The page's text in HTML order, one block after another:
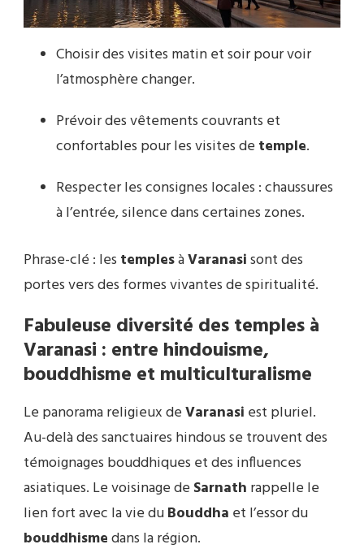
Choisir des visites matin et soir pour voir
l’atmosphère changer.
Prévoir des vêtements couvrants et
confortables pour les visites de temple.
Respecter les consignes locales : chaussures
à l’entrée, silence dans certaines zones.
Phrase-clé : les templesàVaranasisont des
portes vers des formes vivantes de spiritualité.
Fabuleuse diversité des temples à
Varanasi : entre hindouisme,
bouddhisme et multiculturalisme
Le panorama religieux deVaranasi est pluriel.
Au-delà des sanctuaires hindous se trouvent des
témoignages bouddhiques et des influences
asiatiques. Le voisinage de Sarnath rappelle le
lien fort avec la vie duBouddha et l’essor du
bouddhismedans la région.